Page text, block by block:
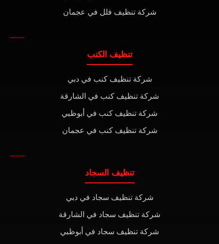
شركة تنظيف فلل في عجمان
تنظيف الكنب
شركة تنظيف كنب في دبي
شركة تنظيف كنب في الشارقة
شركة تنظيف كنب في أبوظبي
شركة تنظيف كنب في عجمان
تنظيف السجاد
شركة تنظيف سجاد في دبي
شركة تنظيف سجاد في الشارقة
شركة تنظيف سجاد في أبوظبي